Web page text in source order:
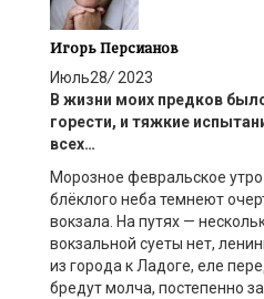
Игорь Персианов
Июль28/2023
В жизни моих предков был
горести, и тяжкие
всех…
Морозное февральское
блёклого неба темнеют
вокзала. На путях —
вокзальной суеты нет,
из города к Ладоге, еле
бредут молча, постепенно